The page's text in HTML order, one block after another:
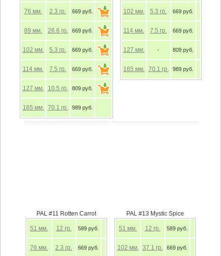
76 мм. 2.3 гр. 669 руб.
89 мм. 26.6 гр. 669 руб.
102 мм. 5.3 гр. 669 руб.
114 мм. 7.5 гр. 669 руб.
127 мм. 10.5 гр. 809 руб.
165 мм. 70.1 гр. 989 руб.
102 мм. 5.3 гр. 669 руб.
114 мм. 7.5 гр. 669 руб.
127 мм. - 809 руб.
165 мм. 70.1 гр. 989 руб.
PAL #11 Rotten Carrot
51 мм. 12 гр. 589 руб.
76 мм. 2.3 гр. 669 руб.
PAL #13 Mystic Spice
51 мм. 12 гр. 589 руб.
102 мм. 37.1 гр. 669 руб.